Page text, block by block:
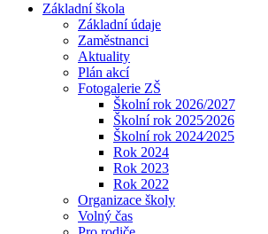
Základní škola
Základní údaje
Zaměstnanci
Aktuality
Plán akcí
Fotogalerie ZŠ
Školní rok 2026/2027
Školní rok 2025⁄2026
Školní rok 2024⁄2025
Rok 2024
Rok 2023
Rok 2022
Organizace školy
Volný čas